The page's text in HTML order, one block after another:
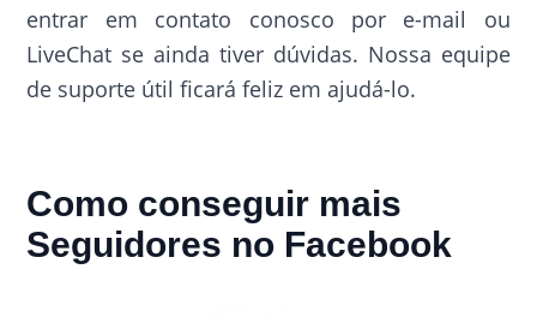
entrar em contato conosco por e-mail ou
LiveChat se ainda tiver dúvidas. Nossa equipe
de suporte útil ficará feliz em ajudá-lo.
Como conseguir mais
Seguidores no Facebook